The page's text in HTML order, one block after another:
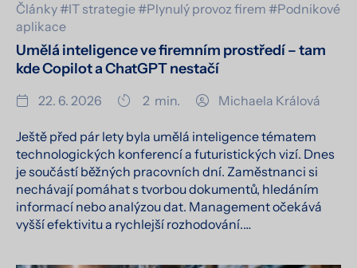
Články #IT strategie #Plynulý provoz firem #Podnikové
aplikace
Umělá inteligence ve firemním prostředí – tam
kde Copilot a ChatGPT nestačí
22. 6. 2026 2 min. Michaela Králová
Ještě před pár lety byla umělá inteligence tématem
technologických konferencí a futuristických vizí. Dnes
je součástí běžných pracovních dní. Zaměstnanci si
nechávají pomáhat s tvorbou dokumentů, hledáním
informací nebo analýzou dat. Management očekává
vyšší efektivitu a rychlejší rozhodování.…